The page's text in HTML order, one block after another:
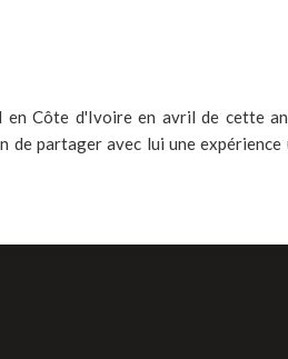
Côte d'Ivoire en avril de cette
de partager avec lui une